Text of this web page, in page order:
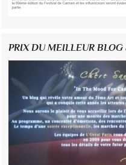
PRIX DU MEILLEUR